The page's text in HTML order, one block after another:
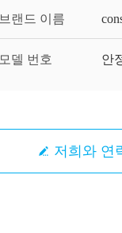
브랜드 이름
모델 번호 안
저희와 연